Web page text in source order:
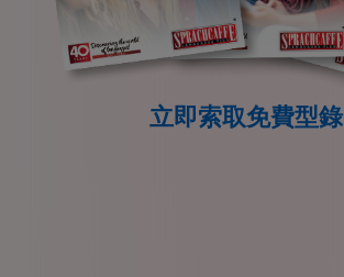
立即索取免費型錄